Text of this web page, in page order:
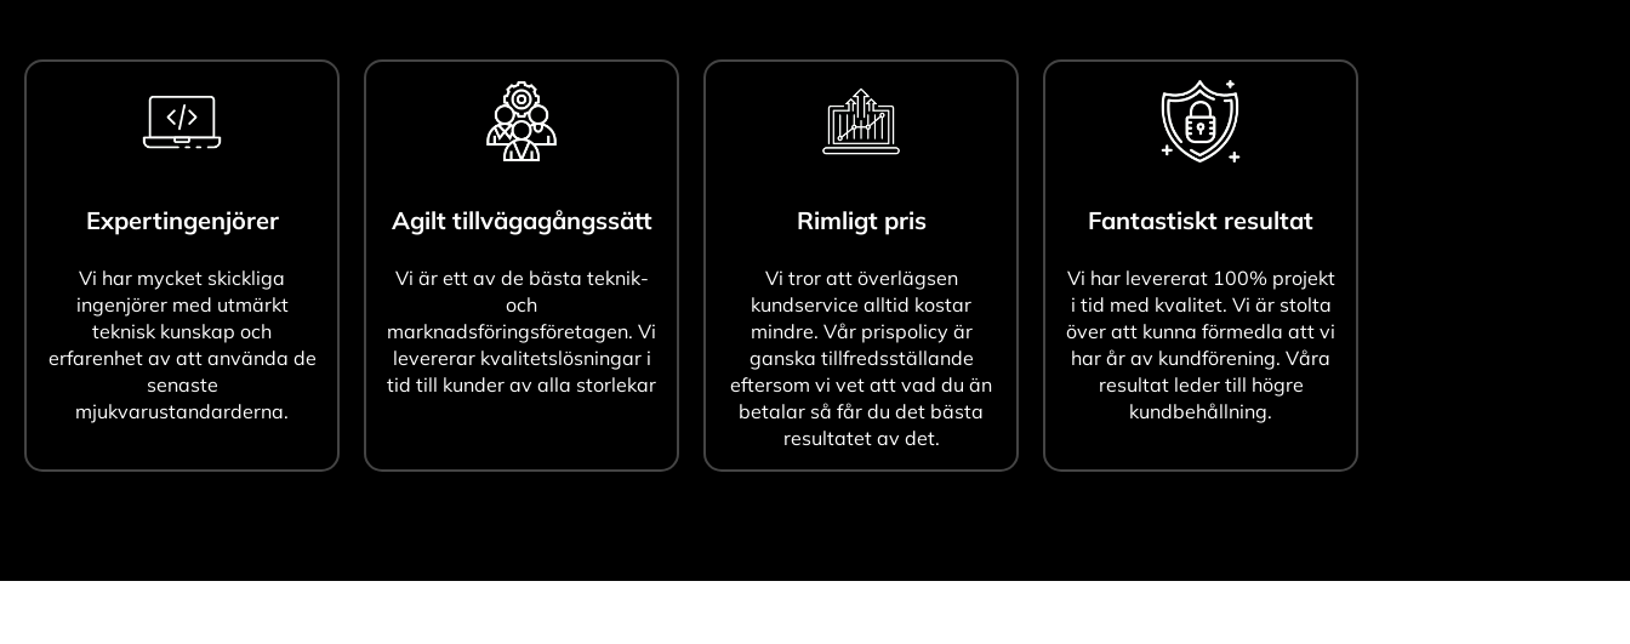
Expertingenjörer
Vi har mycket skickliga
ingenjörer med utmärkt
teknisk kunskap och
erfarenhet av att använda de
senaste
mjukvarustandarderna.
Agilt tillvägagångssätt
Vi är ett av de bästa teknik-
och
marknadsföringsföretagen. Vi
levererar kvalitetslösningar i
tid till kunder av alla storlekar
Rimligt pris
Vi tror att överlägsen
kundservice alltid kostar
mindre. Vår prispolicy är
ganska tillfredsställande
eftersom vi vet att vad du än
betalar så får du det bästa
resultatet av det.
Fantastiskt resultat
Vi har levererat 100% projekt
i tid med kvalitet. Vi är stolta
över att kunna förmedla att vi
har år av kundförening. Våra
resultat leder till högre
kundbehållning.